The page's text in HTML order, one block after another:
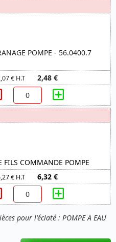
pour l'éclaté : POMPE A EAU
POMPE - 56.0400.7
€ H.T 2,48 €
FILS COMMANDE POMPE
€ H.T 6,32 €